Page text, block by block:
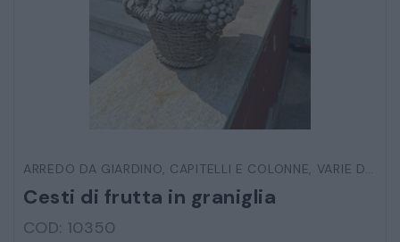
ARREDO DA GIARDINO, CAPITELLI E COLONNE, VARIE DA ESTERNO
Cesti di frutta in graniglia
COD: 10350